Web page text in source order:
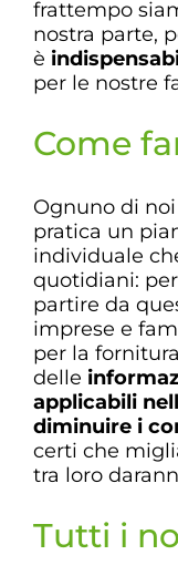
frattempo
nostra parte,
è
per le nostre
Come
Ognuno di
pratica un
individuale
quotidiani:
partire da
imprese e
per la
delle
applicabili
diminuire i
certi che
tra loro
Tutti i